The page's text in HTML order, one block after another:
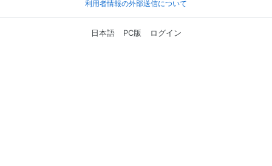
利用者情報の外部送信について
日本語 PC版 ログイン